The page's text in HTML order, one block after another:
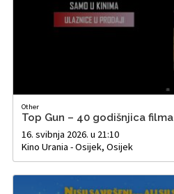
Other
Top Gun – 40 godišnjica filma
16. svibnja 2026. u 21:10
Kino Urania - Osijek, Osijek